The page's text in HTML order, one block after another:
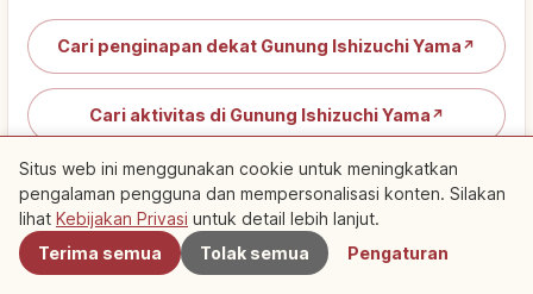
Cari penginapan dekat Gunung Ishizuchi Yama ↗
Cari aktivitas di Gunung Ishizuchi Yama ↗
Terdekat
Situs web ini menggunakan cookie untuk meningkatkan
pengalaman pengguna dan mempersonalisasi konten. Silakan
lihat Kebijakan Privasi untuk detail lebih lanjut.
Terima semua
Tolak semua Pengaturan